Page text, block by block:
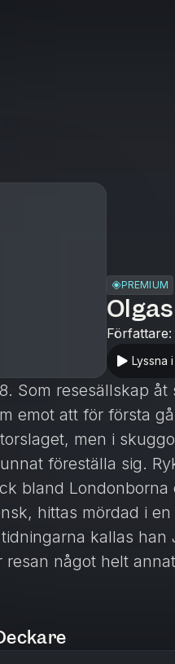
PREMIUM
Författare:
Lyssna
Som resesällskap
emot att för ­första
men i
föreställa sig.
bland
hittas mördad i
kallas han
resan något helt
känna ­Michael